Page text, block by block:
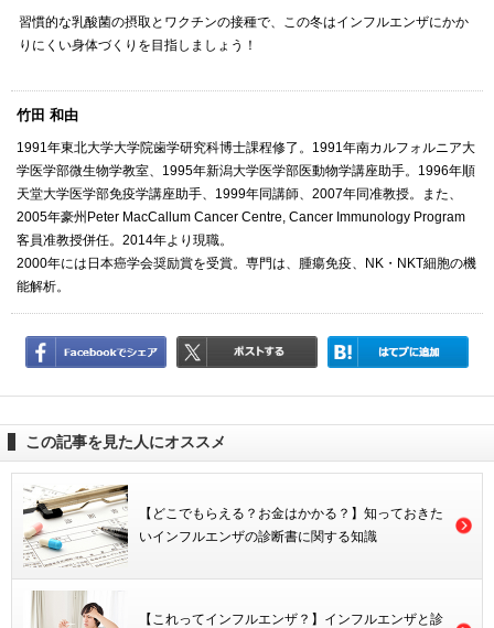
習慣的な乳酸菌の摂取とワクチンの接種で、この冬はインフルエンザにかか
りにくい身体づくりを目指しましょう！
竹田 和由
1991年東北大学大学院歯学研究科博士課程修了。1991年南カルフォルニア大
学医学部微生物学教室、1995年新潟大学医学部医動物学講座助手。1996年順
天堂大学医学部免疫学講座助手、1999年同講師、2007年同准教授。また、
2005年豪州Peter MacCallum Cancer Centre, Cancer Immunology Program
客員准教授併任。2014年より現職。
2000年には日本癌学会奨励賞を受賞。専門は、腫瘍免疫、NK・NKT細胞の機
能解析。
この記事を見た人にオススメ
【どこでもらえる？お金はかかる？】知っておきた
いインフルエンザの診断書に関する知識
【これってインフルエンザ？】インフルエンザと診